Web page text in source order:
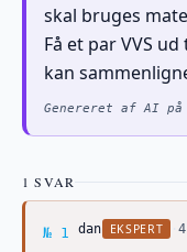
skal bruges
Få et par VVS
kan
Genereret af AI på
1 SVAR
№ 1 Svar af
dan EKSPERT ·